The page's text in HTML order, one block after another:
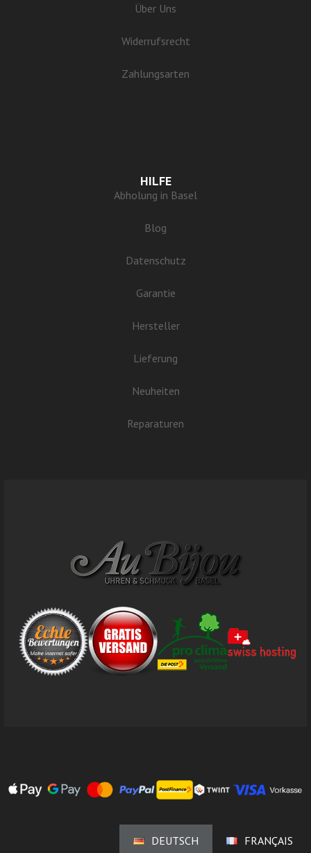
Über Uns
Widerrufsrecht
Zahlungsarten
HILFE
Abholung in Basel
Blog
Datenschutz
Garantie
Hersteller
Lieferung
Neuheiten
Reparaturen
DEUTSCH FRANÇAIS